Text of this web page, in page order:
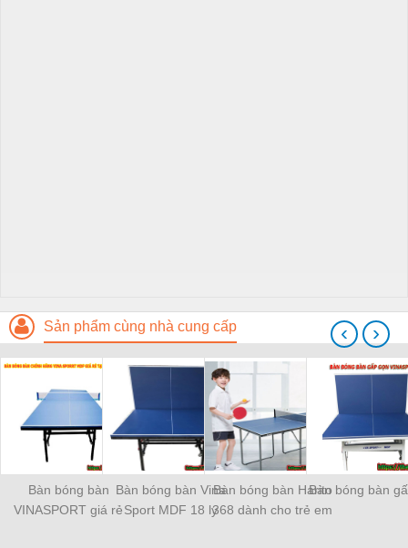
Sản phẩm cùng nhà cung cấp
Bàn bóng bàn
VINASPORT giá rẻ
Bàn bóng bàn Vina
Sport MDF 18 ly
Bàn bóng bàn Harito
368 dành cho trẻ em
Bàn bóng bàn
‹ ›